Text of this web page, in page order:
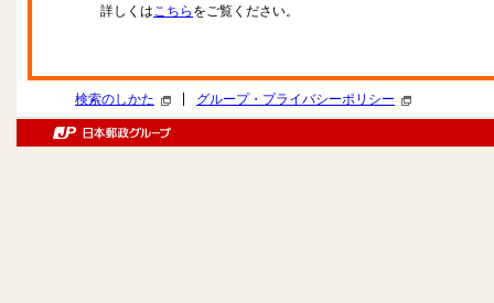
詳しくはこちら をご覧ください。
検索のしかた グループ・プライバシーポリシー